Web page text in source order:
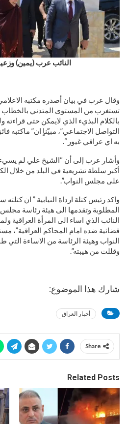
النائب عرب (يمين)
وقال عرب في بيان أصدره مكتبه الاعلامي،
تستغرب من المستوى المتدني بالخطاب
بالكلام البذيء الذي لايمكن حتى
التواصل الاجتماعي”، مبيّناٍ ان” ماكتبه
به اي عراقي غيور “.
وأشار عرب إلى أن “الشيخ علي لم
أكبر سلطة تشريعية في البلد من خلال
على مجلس النواب”.
واكد رئيس كتلة ارداة النيابية ” ان كتلته
المطلوبة وتقدمها الى هيئة رئاسة
النائب الذي اساء الى المرأة العراقية
قضائية ضده امام المحاكم
النواب وهيئة الرئاسة من الاساءة التي
وقللت من هيبته”.
شارك هذا الموضوع:
أخبار العراق
Share
Related Posts